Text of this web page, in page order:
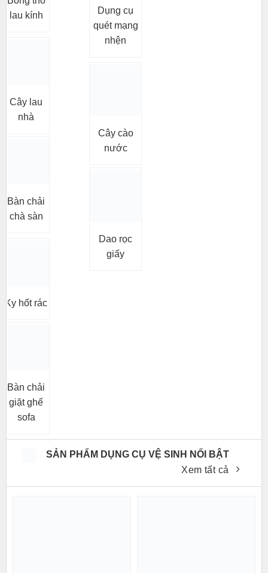
lau kính
Cây lau
nhà
Bàn chải
chà sàn
Ky hốt rác
Bàn chải
giặt ghế
sofa
Dụng cụ
quét mạng
nhện
Cây cào
nước
Dao rọc
giấy
SẢN PHẨM DỤNG CỤ VỆ SINH NỔI BẬT
Xem tất cả